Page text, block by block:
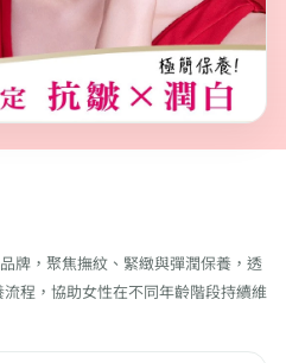
牌，聚焦撫紋、緊緻與彈潤保養，透
程，協助女性在不同年齡階段持續維